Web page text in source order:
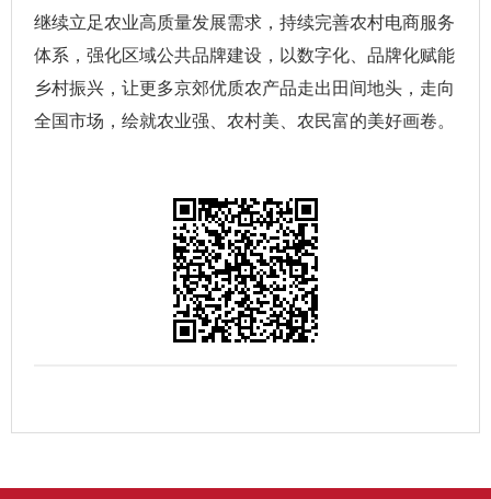
继续立足农业高质量发展需求，持续完善农村电商服务
体系，强化区域公共品牌建设，以数字化、品牌化赋能
乡村振兴，让更多京郊优质农产品走出田间地头，走向
全国市场，绘就农业强、农村美、农民富的美好画卷。